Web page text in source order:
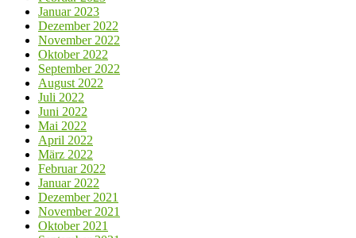
Januar 2023
Dezember 2022
November 2022
Oktober 2022
September 2022
August 2022
Juli 2022
Juni 2022
Mai 2022
April 2022
März 2022
Februar 2022
Januar 2022
Dezember 2021
November 2021
Oktober 2021